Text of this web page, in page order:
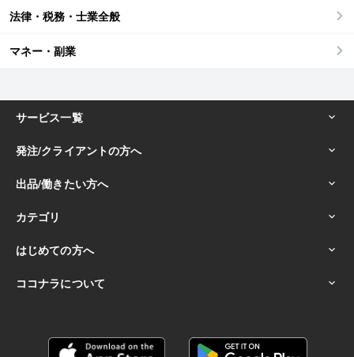
法律・税務・士業全般
マネー・副業